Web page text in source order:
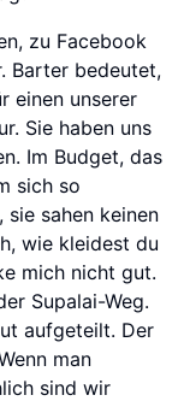
zu Facebook
Barter bedeutet,
einen unserer
Sie haben uns
Im Budget, das
sich so
sie sahen keinen
wie kleidest du
mich nicht gut.
Supalai-Weg.
aufgeteilt. Der
man
sind wir